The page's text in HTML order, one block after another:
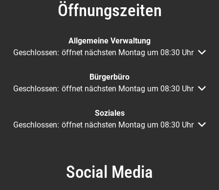
Öffnungszeiten
Allgemeine Verwaltung
Klicken, um weitere Öffnungs- oder Schließzeiten
Geschlossen: öffnet nächsten Montag um 08:30 Uhr
Bürgerbüro
Klicken, um weitere Öffnungs- oder Schließzeiten
Geschlossen: öffnet nächsten Montag um 08:30 Uhr
Soziales
Klicken, um weitere Öffnungs- oder Schließzeiten
Geschlossen: öffnet nächsten Montag um 08:30 Uhr
Social Media